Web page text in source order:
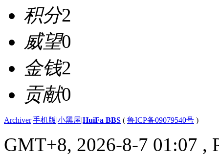
积分2
威望0
金钱2
贡献0
Archiver|手机版|小黑屋|HuiFa BBS ( 鲁ICP备09079540号 )
GMT+8, 2026-8-7 01:07 ,